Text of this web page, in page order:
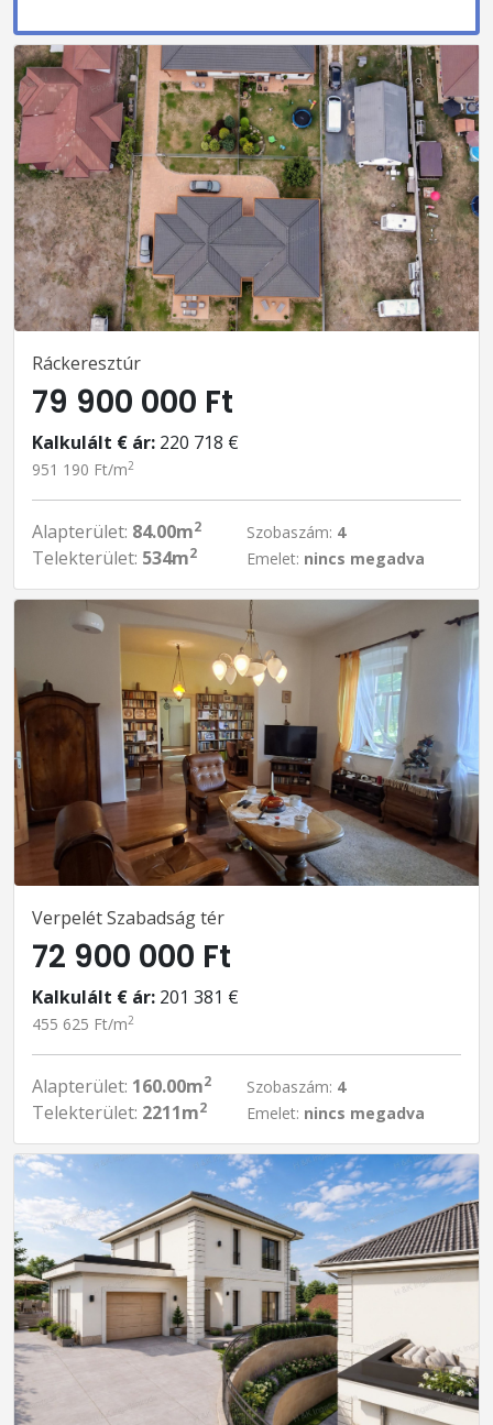
Ráckeresztúr
79 900 000 Ft
Kalkulált € ár: 220 718 €
951 190 Ft/m2
Alapterület: 84.00m2
Telekterület: 534m2
Szobaszám: 4
Emelet: nincs megadva
Verpelét Szabadság tér
72 900 000 Ft
Kalkulált € ár: 201 381 €
455 625 Ft/m2
Alapterület: 160.00m2
Telekterület: 2211m2
Szobaszám: 4
Emelet: nincs megadva